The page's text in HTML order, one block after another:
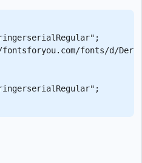
fonts/d/